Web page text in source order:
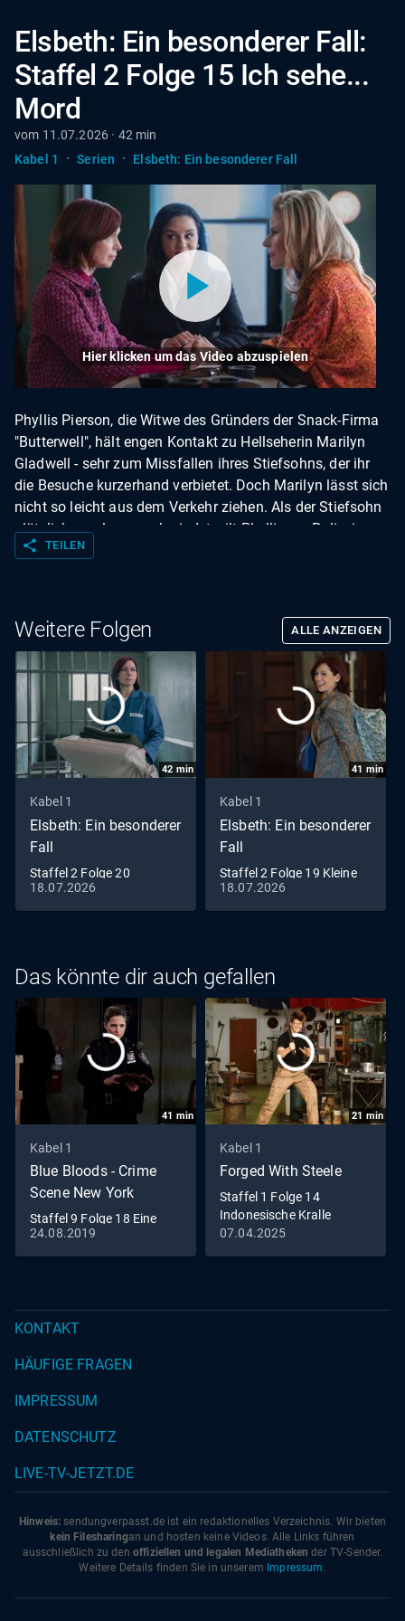
Elsbeth: Ein besonderer Fall:
Staffel 2 Folge 15 Ich sehe...
Mord
vom 11.07.2026 · 42 min
Kabel 1
· Serien · Elsbeth: Ein besonderer Fall
Hier klicken um das Video abzuspielen
Phyllis Pierson, die Witwe des Gründers der Snack-Firma
"Butterwell", hält engen Kontakt zu Hellseherin Marilyn
Gladwell - sehr zum Missfallen ihres Stiefsohns, der ihr
die Besuche kurzerhand verbietet. Doch Marilyn lässt sich
nicht so leicht aus dem Verkehr ziehen. Als der Stiefsohn
plötzlich spurlos verschwindet, eilt Phyllis zur Polizei.
Ausgerechnet Marilyn taucht dort auf und bietet an, ihn
share TEILEN
Weitere Folgen ALLE ANZEIGEN
42 min
Kabel 1
Elsbeth: Ein besonderer
Fall
Staffel 2 Folge 20
Wiedersehen macht
Feinde
18.07.2026
41 min
Kabel 1
Elsbeth: Ein besonderer
Fall
Staffel 2 Folge 19 Kleine
Liste
18.07.2026
Das könnte dir auch gefallen
41 min
Kabel 1
Blue Bloods - Crime
Scene New York
Staffel 9 Folge 18 Eine
Frage der Fitness
24.08.2019
21 min
Kabel 1
Forged With Steele
Staffel 1 Folge 14
Indonesische Kralle
07.04.2025
KONTAKT
HÄUFIGE FRAGEN
IMPRESSUM
DATENSCHUTZ
LIVE-TV-JETZT.DE
Hinweis: sendungverpasst.de ist ein redaktionelles Verzeichnis. Wir bieten
kein Filesharingan und hosten keine Videos. Alle Links führen
ausschließlich zu den offiziellen und legalen Mediatheken der TV-Sender.
Weitere Details finden Sie in unserem Impressum.